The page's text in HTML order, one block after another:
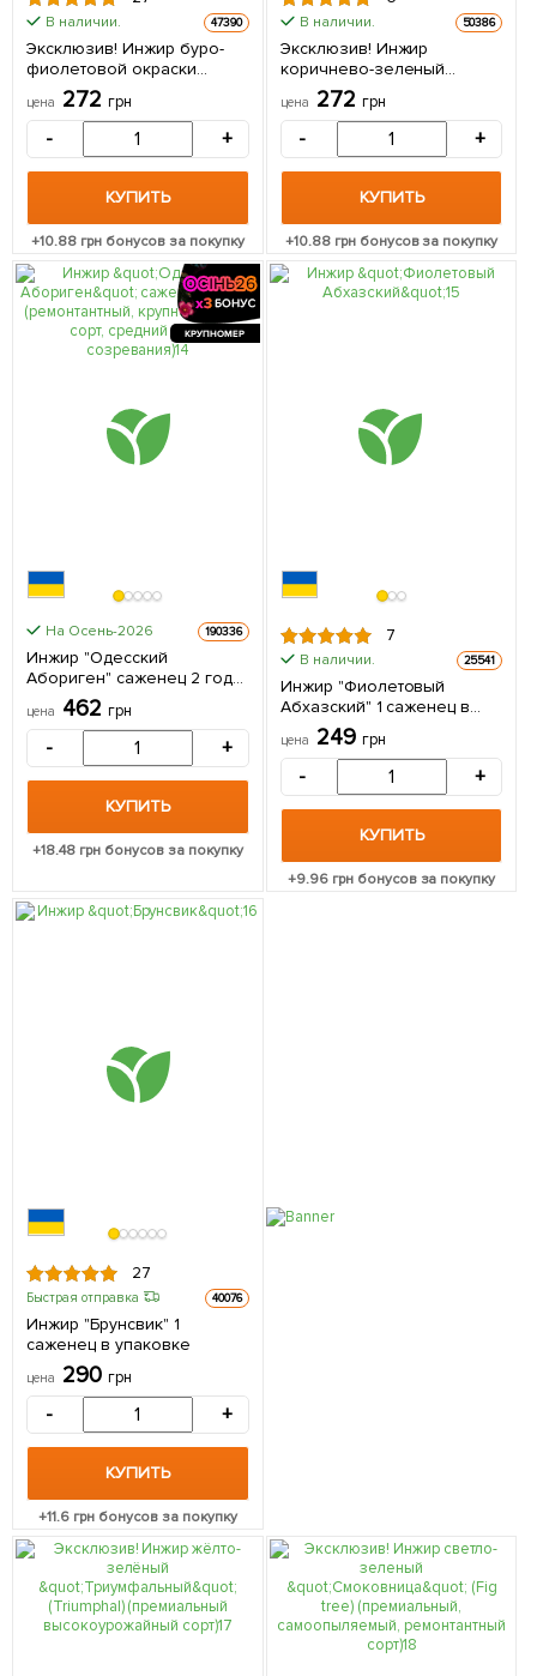
В наличии. 47390
Эксклюзив! Инжир буро-
фиолетовой окраски
"Шервуд" (Sherwood)
(премиальный,
высокоурожайный сорт
среднепозднего срока
созревания) 1 саженец в
цена 272 грн
- +
КУПИТЬ
+10.88грн бонусов за покупку
В наличии. 50386
Эксклюзив! Инжир
коричнево-зеленый
"Голиаф" (Goliath)
(премиальный,
крупноплодный,
морозостойкий) 1 саженец
в упаковке
цена 272 грн
- +
КУПИТЬ
+10.88грн бонусов за покупку
КРУПНОМЕР
На Осень-2026 190336
Инжир "Одесский
Абориген" саженец 2 года
(ремонтантный,
крупноплодный сорт,
средний срок созревания)
1 саженец в упаковке
цена 462 грн
- +
КУПИТЬ
+18.48грн бонусов за покупку
7
В наличии. 25541
Инжир "Фиолетовый
Абхазский" 1 саженец в
упаковке
цена 249 грн
- +
КУПИТЬ
+9.96грн бонусов за покупку
27
Быстрая отправка 40076
Инжир "Брунсвик" 1
саженец в упаковке
цена 290 грн
- +
КУПИТЬ
+11.6 грн бонусов за покупку